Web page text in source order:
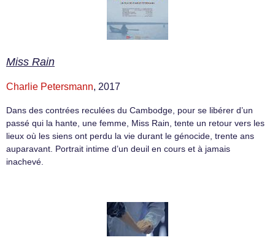
Miss Rain
Charlie Petersmann, 2017
Dans des contrées reculées du Cambodge, pour se libérer d’un
passé qui la hante, une femme, Miss Rain, tente un retour vers les
lieux où les siens ont perdu la vie durant le génocide, trente ans
auparavant. Portrait intime d’un deuil en cours et à jamais
inachevé.